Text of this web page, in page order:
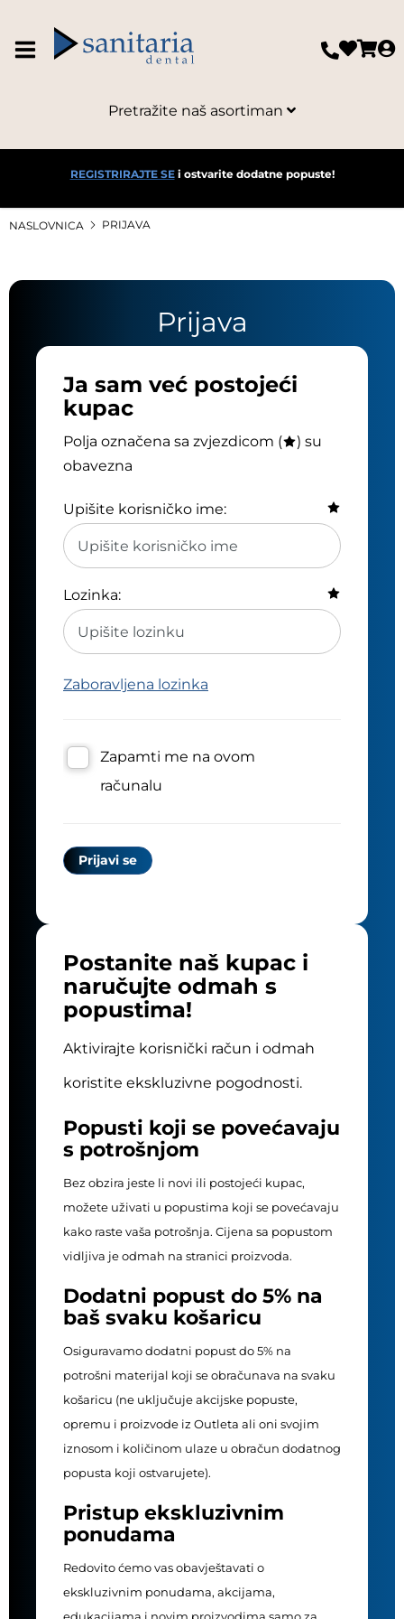
Pretražite naš asortiman
REGISTRIRAJTE SEi ostvarite dodatne popuste!
NASLOVNICA PRIJAVA
Prijava
Ja sam već postojeći
kupac
Polja označena sa zvjezdicom (
) su
obavezna
Upišite korisničko ime:
Lozinka:
Zaboravljena lozinka
Zapamti me na ovom
računalu
Postanite naš kupac i
naručujte odmah s
popustima!
Aktivirajte korisnički račun i odmah
koristite ekskluzivne pogodnosti.
Popusti koji se povećavaju
s potrošnjom
Bez obzira jeste li novi ili postojeći kupac,
možete uživati u popustima koji se povećavaju
kako raste vaša potrošnja. Cijena sa popustom
vidljiva je odmah na stranici proizvoda.
Dodatni popust do 5% na
baš svaku košaricu
Osiguravamo dodatni popust do 5% na
potrošni materijal koji se obračunava na svaku
košaricu (ne uključuje akcijske popuste,
opremu i proizvode iz Outleta ali oni svojim
iznosom i količinom ulaze u obračun dodatnog
popusta koji ostvarujete).
Pristup ekskluzivnim
ponudama
Redovito ćemo vas obavještavati o
ekskluzivnim ponudama, akcijama,